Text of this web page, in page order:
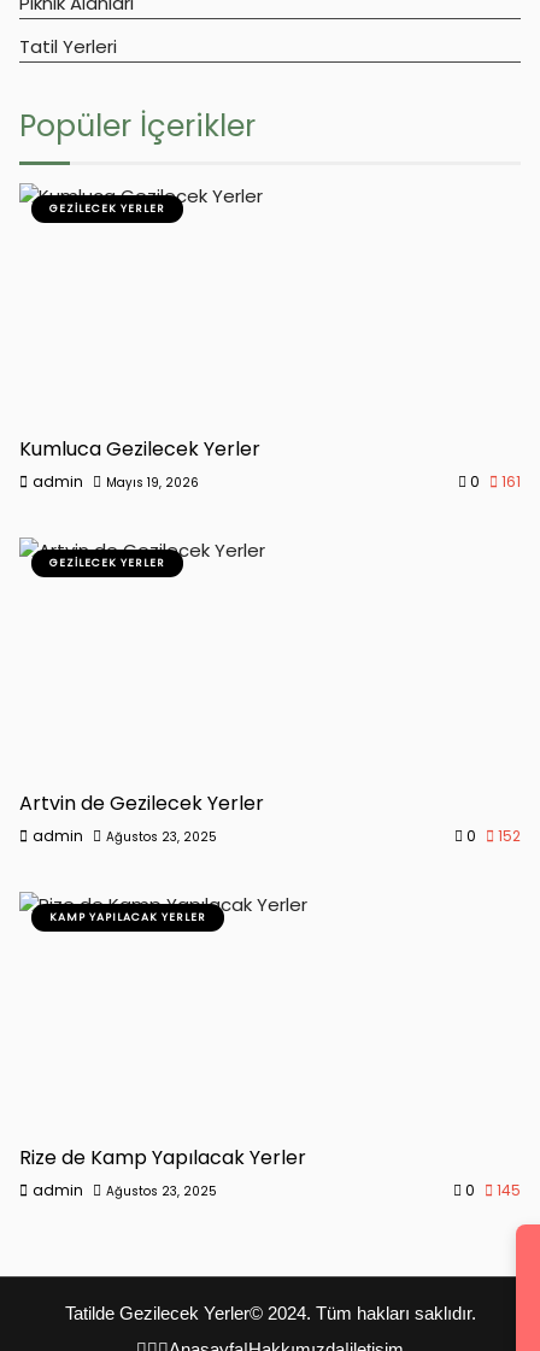
Tatil Yerleri
Popüler İçerikler
GEZILECEK YERLER
Kumluca Gezilecek Yerler
admin Mayıs 19, 2026 0 161
GEZILECEK YERLER
Artvin de Gezilecek Yerler
admin Ağustos 23, 2025 0 152
KAMP YAPILACAK YERLER
Rize de Kamp Yapılacak Yerler
admin Ağustos 23, 2025 0 145
Tatilde Gezilecek Yerler© 2024. Tüm hakları saklıdır.